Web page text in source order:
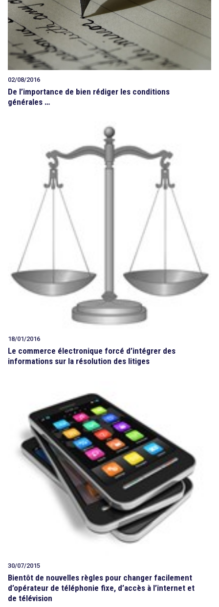
02/08/2016
De l’importance de bien rédiger les conditions
générales …
18/01/2016
Le commerce électronique forcé d’intégrer des
informations sur la résolution des litiges
30/07/2015
Bientôt de nouvelles règles pour changer facilement
d’opérateur de téléphonie fixe, d’accès à l’internet et
de télévision